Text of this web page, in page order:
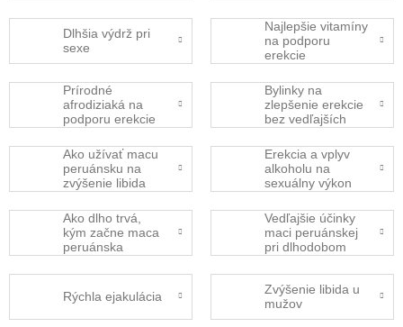
Dlhšia výdrž pri
sexe
Najlepšie vitamíny
na podporu
erekcie
Prírodné
afrodiziaká na
podporu erekcie
Bylinky na
zlepšenie erekcie
bez vedľajších
Ako užívať macu
peruánsku na
zvýšenie libida
Erekcia a vplyv
alkoholu na
sexuálny výkon
Ako dlho trvá,
kým začne maca
peruánska
Vedľajšie účinky
maci peruánskej
pri dlhodobom
Rýchla ejakulácia
Zvýšenie libida u
mužov